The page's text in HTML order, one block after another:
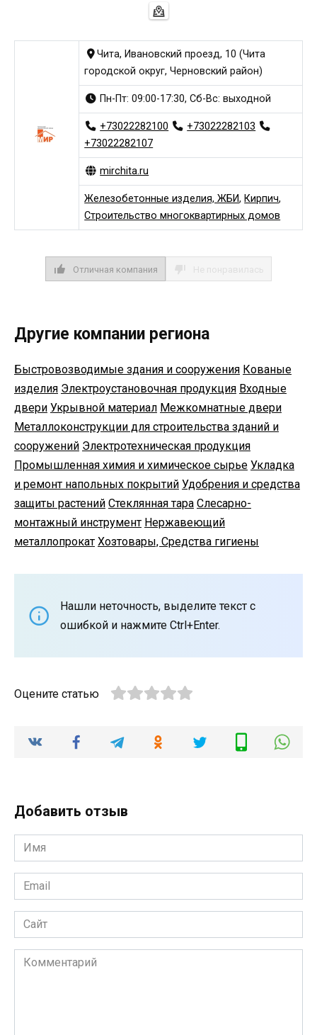
Чита, Ивановский проезд, 10 (Чита
городской округ, Черновский район)
Пн-Пт: 09:00-17:30, Сб-Вс: выходной
+73022282100
+73022282103
+73022282107
mirchita.ru
Железобетонные изделия, ЖБИ, Кирпич,
Строительство многоквартирных домов
Отличная компания
Другие компании региона
Быстровозводимые здания и сооружения Кованые
изделия Электроустановочная продукция Входные
двери Укрывной материал Межкомнатные двери
Металлоконструкции для строительства зданий и
сооружений Электротехническая продукция
Промышленная химия и химическое сырье Укладка
и ремонт напольных покрытий Удобрения и средства
защиты растений Стеклянная тара Слесарно-
монтажный инструмент Нержавеющий
металлопрокат Хозтовары, Средства гигиены
Нашли неточность, выделите текст с
ошибкой и нажмите Ctrl+Enter.
Оцените статью
Добавить отзыв
Имя
*
Email
*
Сайт
Комментарий